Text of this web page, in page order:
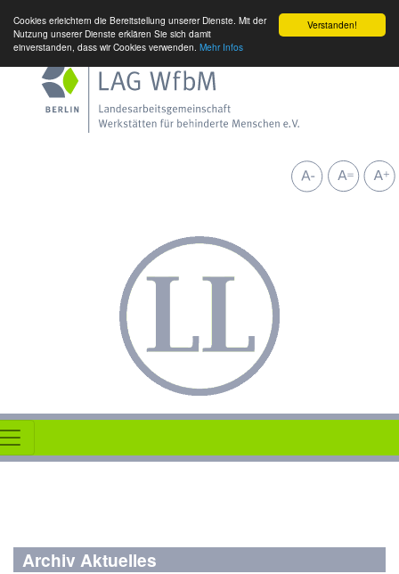
Verstanden!
Cookies erleichtern die Bereitstellung unserer Dienste. Mit der
Nutzung unserer Dienste erklären Sie sich damit
einverstanden, dass wir Cookies verwenden. Mehr Infos
Archiv Aktuelles